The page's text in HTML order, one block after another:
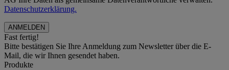
Datenschutzerklärung.
Fast fertig!
Bitte bestätigen Sie Ihre Anmeldung zum Newsletter über die E-
Mail, die wir Ihnen gesendet haben.
Produkte